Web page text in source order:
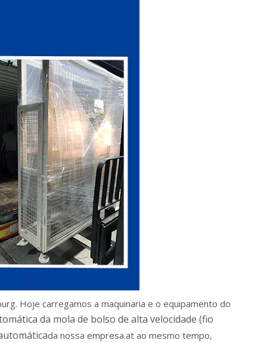
Hoje carregamos a maquinaria e o equipamento do
da mola de bolso de alta velocidade (fio
da nossa empresa.at ao mesmo tempo,